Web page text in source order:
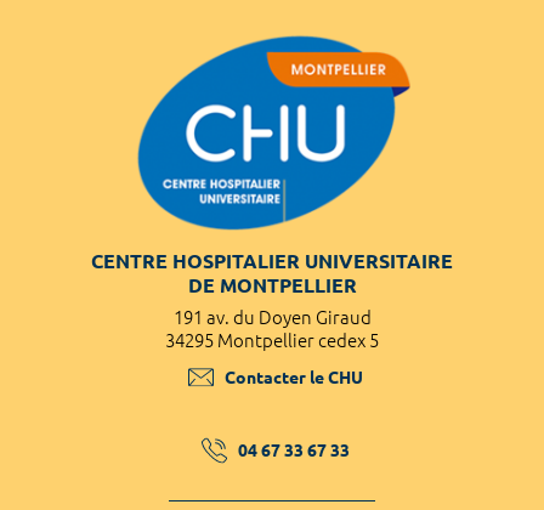
CENTRE HOSPITALIER UNIVERSITAIRE
DE MONTPELLIER
191 av. du Doyen Giraud
34295 Montpellier cedex 5
Contacter le CHU
04 67 33 67 33